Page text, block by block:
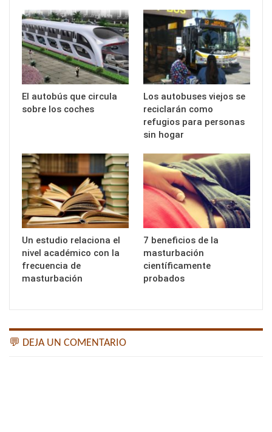
El autobús que circula
sobre los coches
Los autobuses viejos se
reciclarán como
refugios para personas
sin hogar
Un estudio relaciona el
nivel académico con la
frecuencia de
masturbación
7 beneficios de la
masturbación
científicamente
probados
💬 DEJA UN COMENTARIO